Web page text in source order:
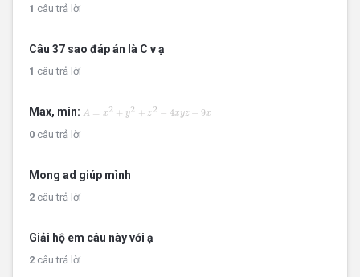
1 câu trả lời
Câu 37 sao đáp án là C v ạ
1 câu trả lời
Max, min: A = x2 + y2 + z 2 − 4xyz − 9x
+y z2 xy
0 câu trả lời
Mong ad giúp mình
2 câu trả lời
Giải hộ em câu này với ạ
2 câu trả lời